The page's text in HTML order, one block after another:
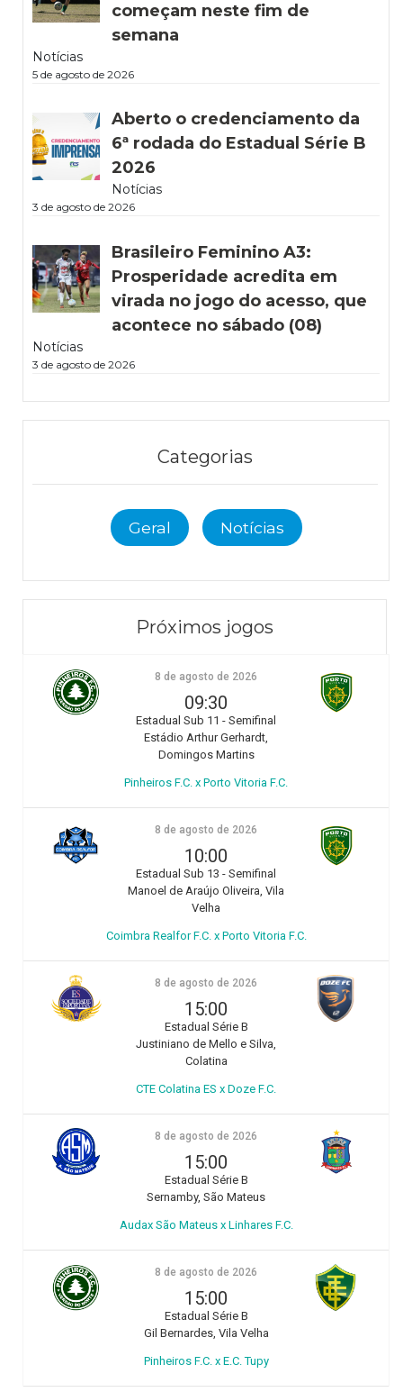
começam neste fim de
semana
Notícias
5 de agosto de 2026
Aberto o credenciamento da
6ª rodada do Estadual Série B
2026
Notícias
3 de agosto de 2026
Brasileiro Feminino A3:
Prosperidade acredita em
virada no jogo do acesso, que
acontece no sábado (08)
Notícias
3 de agosto de 2026
Categorias
Geral Notícias
Próximos jogos
8 de agosto de 2026
09:30
Estadual Sub 11 - Semifinal
Estádio Arthur Gerhardt,
Domingos Martins
Pinheiros F.C. x Porto Vitoria F.C.
8 de agosto de 2026
10:00
Estadual Sub 13 - Semifinal
Manoel de Araújo Oliveira, Vila
Velha
Coimbra Realfor F.C. x Porto Vitoria F.C.
8 de agosto de 2026
15:00
Estadual Série B
Justiniano de Mello e Silva,
Colatina
CTE Colatina ES x Doze F.C.
8 de agosto de 2026
15:00
Estadual Série B
Sernamby, São Mateus
Audax São Mateus x Linhares F.C.
8 de agosto de 2026
15:00
Estadual Série B
Gil Bernardes, Vila Velha
Pinheiros F.C. x E.C. Tupy